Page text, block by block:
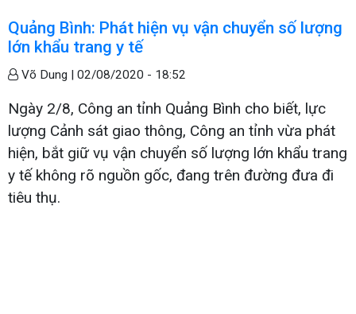
Quảng Bình: Phát hiện vụ vận chuyển số lượng
lớn khẩu trang y tế
Võ Dung | 02/08/2020 - 18:52
Ngày 2/8, Công an tỉnh Quảng Bình cho biết, lực
lượng Cảnh sát giao thông, Công an tỉnh vừa phát
hiện, bắt giữ vụ vận chuyển số lượng lớn khẩu trang
y tế không rõ nguồn gốc, đang trên đường đưa đi
tiêu thụ.